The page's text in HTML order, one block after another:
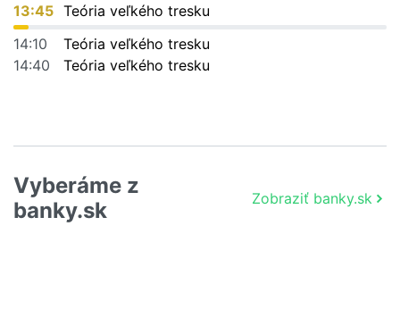
13:45 Teória veľkého tresku
14:10
Teória veľkého tresku
14:40
Teória veľkého tresku
Vyberáme z
banky.sk
Zobraziť banky.sk